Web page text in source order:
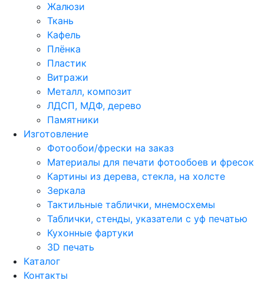
Жалюзи
Ткань
Кафель
Плёнка
Пластик
Витражи
Металл, композит
ЛДСП, МДФ, дерево
Памятники
Изготовление
Фотообои/фрески на заказ
Материалы для печати фотообоев и фресок
Картины из дерева, стекла, на холсте
Зеркала
Тактильные таблички, мнемосхемы
Таблички, стенды, указатели с уф печатью
Кухонные фартуки
3D печать
Каталог
Контакты